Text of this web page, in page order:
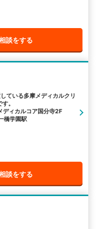
談をする
ている多摩メディカルクリ
。
ィカルコア国分寺2F
橋学園駅
談をする